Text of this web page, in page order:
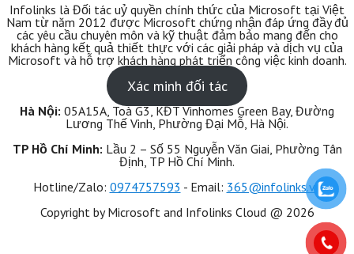
Infolinks là Đối tác uỷ quyền chính thức của Microsoft tại Việt
Nam từ năm 2012 được Microsoft chứng nhận đáp ứng đầy đủ
các yêu cầu chuyên môn và kỹ thuật đảm bảo mang đến cho
khách hàng kết quả thiết thực với các giải pháp và dịch vụ của
Microsoft và hỗ trợ khách hàng phát triển công việc kinh doanh.
Xác minh đối tác
Hà Nội: 05A15A, Toà G3, KĐT Vinhomes Green Bay, Đường
Lương Thế Vinh, Phường Đại Mỗ, Hà Nội.
TP Hồ Chí Minh: Lầu 2 – Số 55 Nguyễn Văn Giai, Phường Tân
Định, TP Hồ Chí Minh.
Hotline/Zalo: ‭0974757593‬ - Email: 365@infolinks.vn
Copyright by Microsoft and Infolinks Cloud @ 2026